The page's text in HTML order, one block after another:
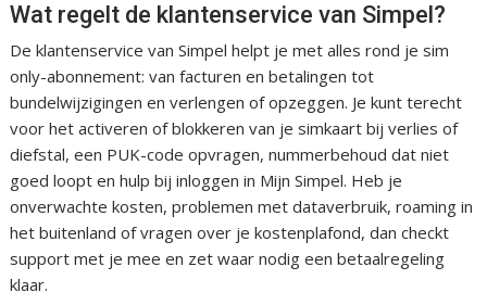
Wat regelt de klantenservice van Simpel?
De klantenservice van Simpel helpt je met alles rond je sim
only-abonnement: van facturen en betalingen tot
bundelwijzigingen en verlengen of opzeggen. Je kunt terecht
voor het activeren of blokkeren van je simkaart bij verlies of
diefstal, een PUK-code opvragen, nummerbehoud dat niet
goed loopt en hulp bij inloggen in Mijn Simpel. Heb je
onverwachte kosten, problemen met dataverbruik, roaming in
het buitenland of vragen over je kostenplafond, dan checkt
support met je mee en zet waar nodig een betaalregeling
klaar.